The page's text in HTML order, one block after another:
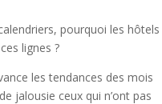
pourquoi les hôtels
lignes ?
les tendances des mois
jalousie ceux qui n’ont pas